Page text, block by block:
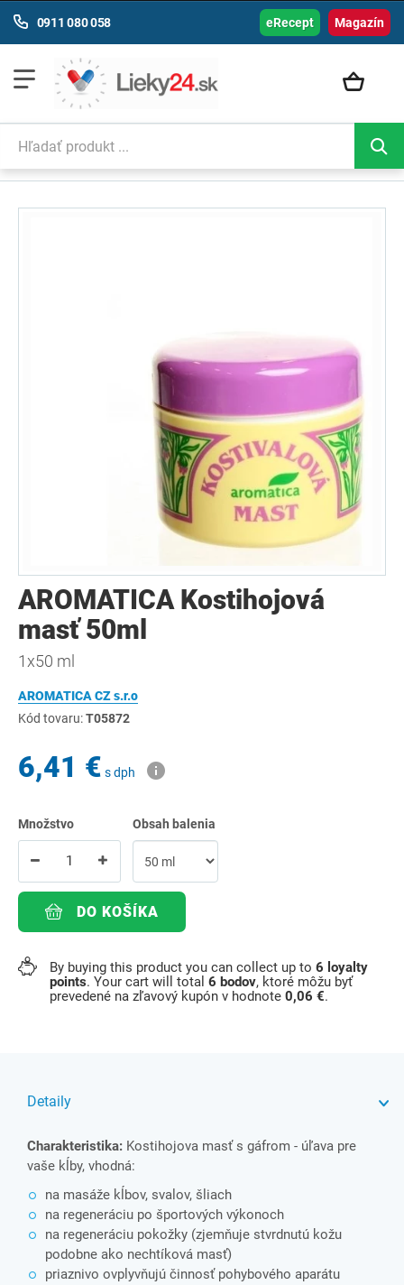
Magazín
0911 080 058 eRecept
AROMATICA Kostihojová
masť 50ml
1x50 ml
AROMATICA CZ s.r.o
Kód tovaru:T05872
6,41 € s dph
Množstvo Obsah balenia
DO KOŠÍKA
By buying this product you can collect up to 6 loyalty
points. Your cart will total 6 bodov, ktoré môžu byť
prevedené na zľavový kupón v hodnote 0,06 €.
Detaily
Charakteristika: Kostihojova masť s gáfrom - úľava pre
vaše kĺby, vhodná:
na masáže kĺbov, svalov, šliach
na regeneráciu po športových výkonoch
na regeneráciu pokožky (zjemňuje stvrdnutú kožu
podobne ako nechtíková masť)
priaznivo ovplyvňujú činnosť pohybového aparátu